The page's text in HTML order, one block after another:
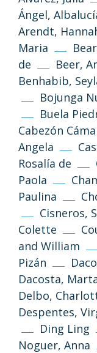
Ángel,
Arendt,
Maria
de
Beer,
Benhabib,
Bojunga
Buela
Cabezón
Angela
Rosalía de
Paola
Paulina
Cisneros,
Colette
and William
Pizán
Dacosta,
Delbo,
Despentes,
Ding Ling
Noguer, Anna